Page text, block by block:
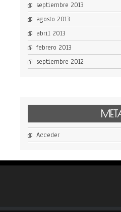
septiembre 2013
agosto 2013
abril 2013
febrero 2013
septiembre 2012
Acceder